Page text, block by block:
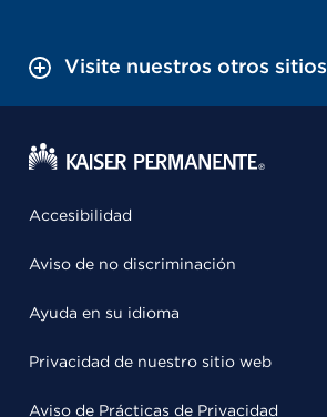
Visite nuestros otros sitios
Accesibilidad
Aviso de no discriminación
Ayuda en su idioma
Privacidad de nuestro sitio web
Aviso de Prácticas de Privacidad